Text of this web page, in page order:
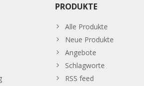
PRODUKTE
Alle Produkte
Neue Produkte
Angebote
Schlagworte
RSS feed